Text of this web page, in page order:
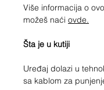
Više informacija o
možeš naći ovde.
Šta je u kutiji
Uređaj dolazi u
sa kablom za